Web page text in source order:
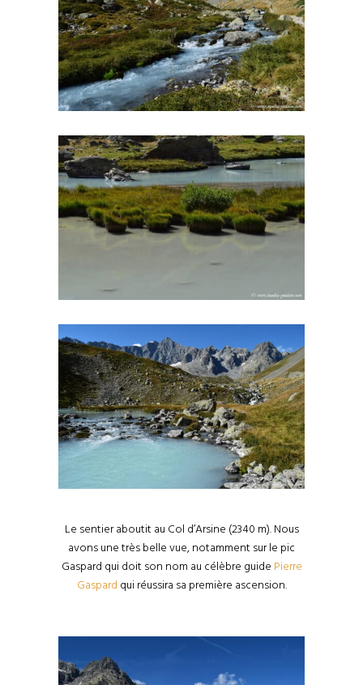
Le sentier aboutit au Col d’Arsine (2340 m). Nous
avons une très belle vue, notamment sur le pic
Gaspard qui doit son nom au célèbre guide Pierre
Gaspard qui réussira sa première ascension.